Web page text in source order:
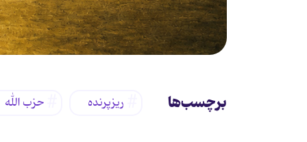
برچسب‌ها ریزپرنده حزب الله